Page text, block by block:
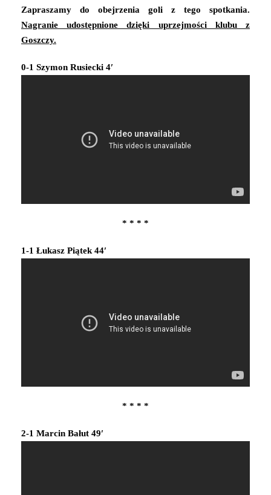
Zapraszamy do obejrzenia goli z tego spotkania.
Nagranie udostępnione dzięki uprzejmości klubu z
Goszczy.
0-1 Szymon Rusiecki 4′
* * * *
1-1 Łukasz Piątek 44′
* * * *
2-1 Marcin Bałut 49′